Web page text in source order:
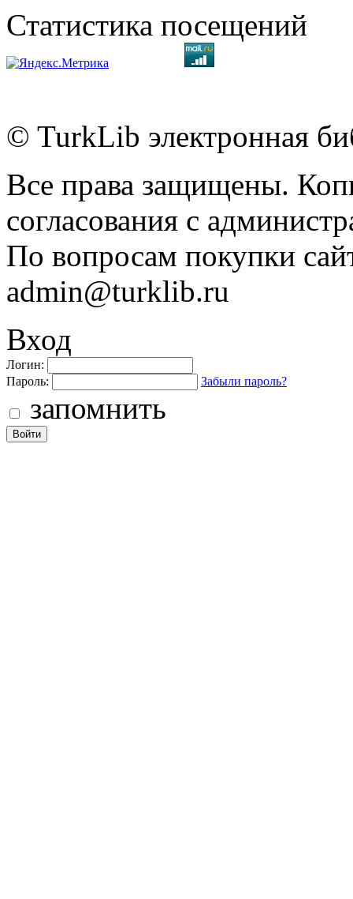
Статистика посещений
© TurkLib электронная
Все права защищены.
согласования с
По вопросам покупки
admin@turklib.ru
Вход
Логин:
Пароль:
Забыли пароль?
запомнить